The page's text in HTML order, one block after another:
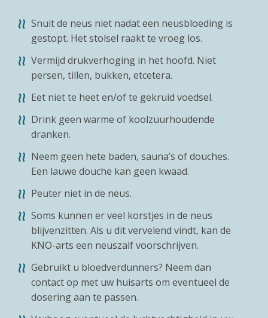
Snuit de neus niet nadat een neusbloeding is
gestopt. Het stolsel raakt te vroeg los.
Vermijd drukverhoging in het hoofd. Niet
persen, tillen, bukken, etcetera.
Eet niet te heet en/of te gekruid voedsel.
Drink geen warme of koolzuurhoudende
dranken.
Neem geen hete baden, sauna’s of douches.
Een lauwe douche kan geen kwaad.
Peuter niet in de neus.
Soms kunnen er veel korstjes in de neus
blijvenzitten. Als u dit vervelend vindt, kan de
KNO-arts een neuszalf voorschrijven.
Gebruikt u bloedverdunners? Neem dan
contact op met uw huisarts om eventueel de
dosering aan te passen.